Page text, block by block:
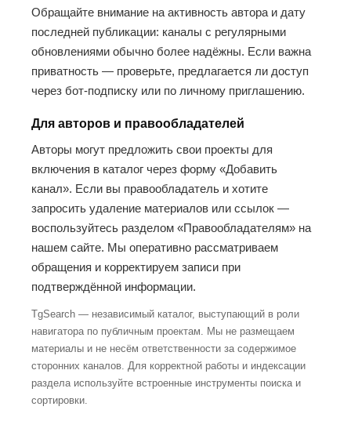
Обращайте внимание на активность автора и дату
последней публикации: каналы с регулярными
обновлениями обычно более надёжны. Если важна
приватность — проверьте, предлагается ли доступ
через бот-подписку или по личному приглашению.
Для авторов и правообладателей
Авторы могут предложить свои проекты для
включения в каталог через форму «Добавить
канал». Если вы правообладатель и хотите
запросить удаление материалов или ссылок —
воспользуйтесь разделом «Правообладателям» на
нашем сайте. Мы оперативно рассматриваем
обращения и корректируем записи при
подтверждённой информации.
TgSearch — независимый каталог, выступающий в роли
навигатора по публичным проектам. Мы не размещаем
материалы и не несём ответственности за содержимое
сторонних каналов. Для корректной работы и индексации
раздела используйте встроенные инструменты поиска и
сортировки.